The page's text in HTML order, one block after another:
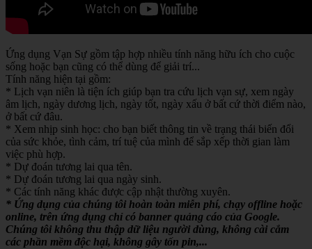
Ứng dụng Vạn Sự gồm tập hợp nhiều tính năng hữu ích cho cuộc
sống hoặc bạn cũng có thể dùng để giải trí...
Tính năng hiện tại gồm:
* Lịch vạn niên là tiện ích giúp bạn tra cứu lịch vạn sự, xem ngày
âm lịch, ngày dương lịch, ngày tốt, ngày xấu ở bất cứ thời điểm nào,
ở bất cứ đâu.
* Xem nhịp sinh học: cho bạn biết thông tin về trạng thái biến đổi
của sức khỏe, tình cảm, trí tuệ của mình để sắp xếp thời gian làm
việc phù hợp.
* Dự đoán tương lai qua tên.
* Dự đoán tương lai qua ngày sinh.
* Các tính năng khác được cập nhật thường xuyên.
* Ứng dụng của chúng tôi hoàn toàn miễn phí, chạy offline hoặc
online, trên ứng dụng chỉ có banner quảng cáo của Google.
Chúng tôi không thu thập dữ liệu người dùng, không cài cắm
các phần mềm độc hại, không gây tốn pin,...